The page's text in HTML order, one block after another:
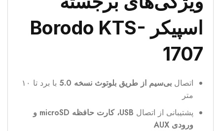
اسپیکر Borodo KTS-
1707
اتصال بی‌سیم از طریق بلوتوث نسخه 5.0
با برد تا ۱۰
متر
پشتیبانی از اتصال
USB، کارت حافظه microSD و
ورودی AUX